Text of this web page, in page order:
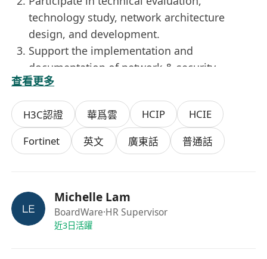
technology study, network architecture
design, and development.
Support the implementation and
documentation of network & security
project.
Work closely with project manager and
technical lead, or vendor when necessary.
岗位职能
1. 负责网络基础设施的设计和项目部署
4. 与项目经理、技术负责人及必要时与供货商密切
合作和沟通
查看更多
H3C認證 華爲雲 HCIP
HCIE
Fortinet
英文 廣東話 普通話
Michelle Lam
BoardWare·HR Supervisor
近3日活躍